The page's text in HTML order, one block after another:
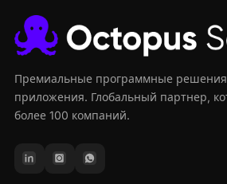
Премиальные программные
приложения. Глобальный партнер,
более 100 компаний.